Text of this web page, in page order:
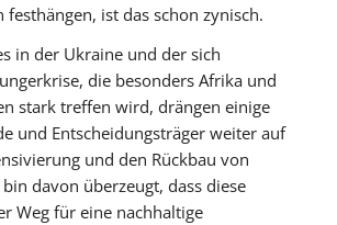
festhängen, ist das schon zynisch.
in der Ukraine und der sich
die besonders Afrika und
stark treffen wird, drängen einige
und Entscheidungsträger weiter auf
und den Rückbau von
davon überzeugt, dass diese
Weg für eine nachhaltige